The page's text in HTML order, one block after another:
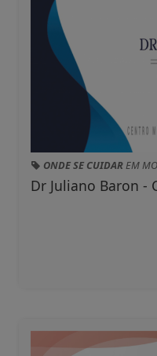
ONDE SE CUIDAREM
Dr Juliano Baron -